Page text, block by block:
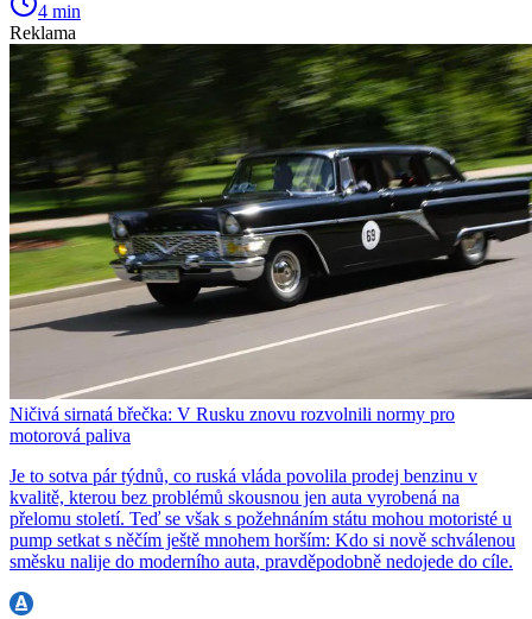
4 min
Reklama
Ničivá sirnatá břečka: V Rusku znovu rozvolnili normy pro
motorová paliva
Je to sotva pár týdnů, co ruská vláda povolila prodej benzinu v
kvalitě, kterou bez problémů skousnou jen auta vyrobená na
přelomu století. Teď se však s požehnáním státu mohou motoristé u
pump setkat s něčím ještě mnohem horším: Kdo si nově schválenou
směsku nalije do moderního auta, pravděpodobně nedojede do cíle.